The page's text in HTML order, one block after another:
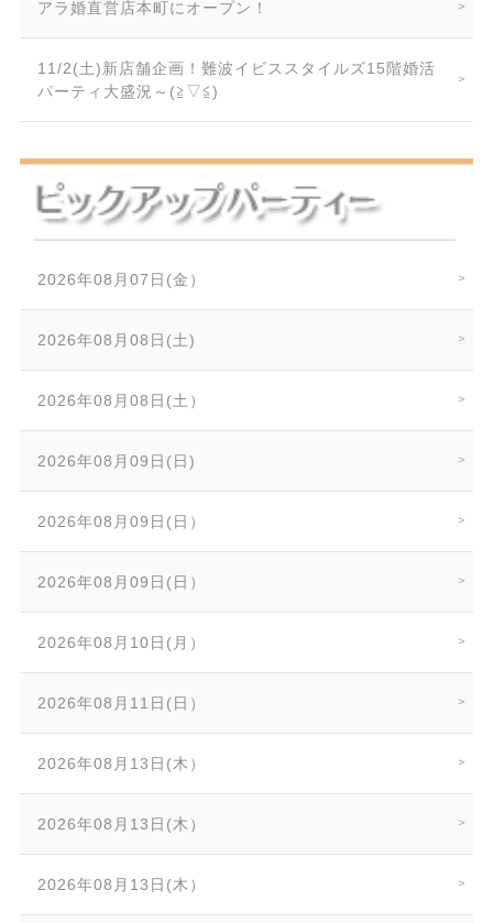
アラ婚直営店本町にオープン！
11/2(土)新店舗企画！難波イビススタイルズ15階婚活
パーティ大盛況～(≧▽≦)
2026年08月07日(金）
2026年08月08日(土)
2026年08月08日(土）
2026年08月09日(日)
2026年08月09日(日）
2026年08月09日(日）
2026年08月10日(月）
2026年08月11日(日）
2026年08月13日(木）
2026年08月13日(木）
2026年08月13日(木）